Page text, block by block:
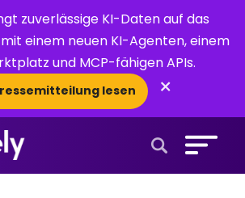
zuverlässige KI-Daten auf das
einem neuen KI-Agenten, einem
und MCP-fähigen APIs.
lesen ×